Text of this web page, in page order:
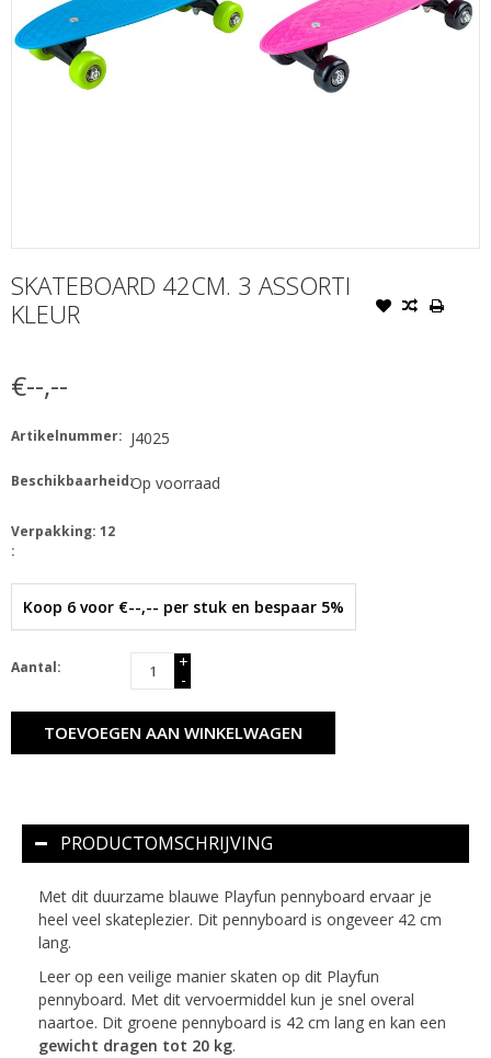
SKATEBOARD 42CM. 3 ASSORTI
KLEUR
€--,--
Artikelnummer: J4025
Beschikbaarheid:Op voorraad
Verpakking: 12
:
Koop 6 voor €--,-- per stuk en bespaar 5%
Aantal:
+
-
TOEVOEGEN AAN WINKELWAGEN
PRODUCTOMSCHRIJVING
Met dit duurzame blauwe Playfun pennyboard ervaar je
heel veel skateplezier. Dit pennyboard is ongeveer 42 cm
lang.
Leer op een veilige manier skaten op dit Playfun
pennyboard. Met dit vervoermiddel kun je snel overal
naartoe. Dit groene pennyboard is 42 cm lang en kan een
gewicht dragen tot 20 kg.